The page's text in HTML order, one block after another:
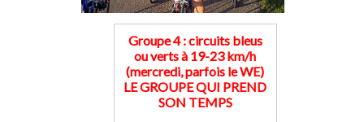
Groupe 4 : circuits bleus
ou verts à 19-23 km/h
(mercredi, parfois le WE)
LE GROUPE QUI PREND
SON TEMPS